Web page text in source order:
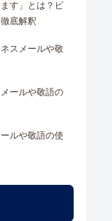
す」とは？ビ
底解釈
スメールや敬
ールや敬語の
ルや敬語の使